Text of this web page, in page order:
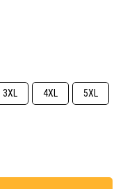
3XL 4XL 5XL